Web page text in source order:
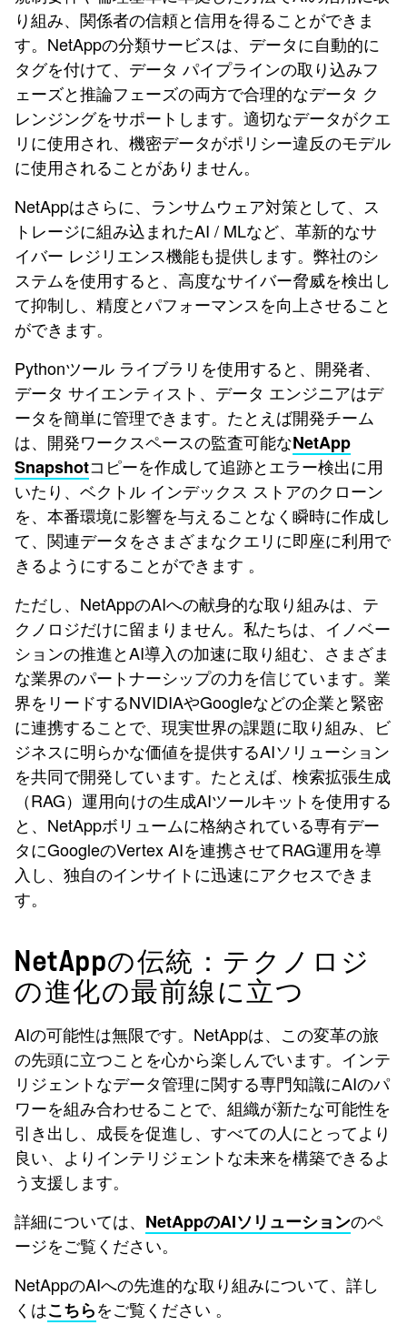
り組み、関係者の信頼と信用を得ることができま
す。NetAppの分類サービスは、データに自動的に
タグを付けて、データ パイプラインの取り込みフ
ェーズと推論フェーズの両方で合理的なデータ ク
レンジングをサポートします。適切なデータがクエ
リに使用され、機密データがポリシー違反のモデル
に使用されることがありません。
NetAppはさらに、ランサムウェア対策として、ス
トレージに組み込まれたAI / MLなど、革新的なサ
イバー レジリエンス機能も提供します。弊社のシ
ステムを使用すると、高度なサイバー脅威を検出し
て抑制し、精度とパフォーマンスを向上させること
ができます。
Pythonツール ライブラリを使用すると、開発者、
データ サイエンティスト、データ エンジニアはデ
ータを簡単に管理できます。たとえば開発チーム
は、開発ワークスペースの監査可能なNetApp
Snapshotコピーを作成して追跡とエラー検出に用
いたり、ベクトル インデックス ストアのクローン
を、本番環境に影響を与えることなく瞬時に作成し
て、関連データをさまざまなクエリに即座に利用で
きるようにすることができます 。
ただし、NetAppのAIへの献身的な取り組みは、テ
クノロジだけに留まりません。私たちは、イノベー
ションの推進とAI導入の加速に取り組む、さまざま
な業界のパートナーシップの力を信じています。業
界をリードするNVIDIAやGoogleなどの企業と緊密
に連携することで、現実世界の課題に取り組み、ビ
ジネスに明らかな価値を提供するAIソリューション
を共同で開発しています。たとえば、検索拡張生成
（RAG）運用向けの生成AIツールキットを使用する
と、NetAppボリュームに格納されている専有デー
タにGoogleのVertex AIを連携させてRAG運用を導
入し、独自のインサイトに迅速にアクセスできま
す。
NetAppの伝統：テクノロジ
の進化の最前線に立つ
AIの可能性は無限です。NetAppは、この変革の旅
の先頭に立つことを心から楽しんでいます。インテ
リジェントなデータ管理に関する専門知識にAIのパ
ワーを組み合わせることで、組織が新たな可能性を
引き出し、成長を促進し、すべての人にとってより
良い、よりインテリジェントな未来を構築できるよ
う支援します。
詳細については、 NetAppのAIソリューションのペ
ージをご覧ください。
NetAppのAIへの先進的な取り組みについて、詳し
くはこちらをご覧ください 。